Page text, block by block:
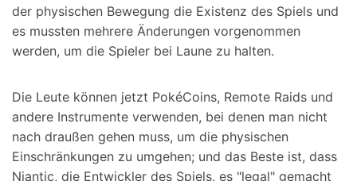
der physischen Bewegung die Existenz des Spiels und
es mussten mehrere Änderungen vorgenommen
werden, um die Spieler bei Laune zu halten.
Die Leute können jetzt PokéCoins, Remote Raids und
andere Instrumente verwenden, bei denen man nicht
nach draußen gehen muss, um die physischen
Einschränkungen zu umgehen; und das Beste ist, dass
Niantic, die Entwickler des Spiels, es "legal" gemacht